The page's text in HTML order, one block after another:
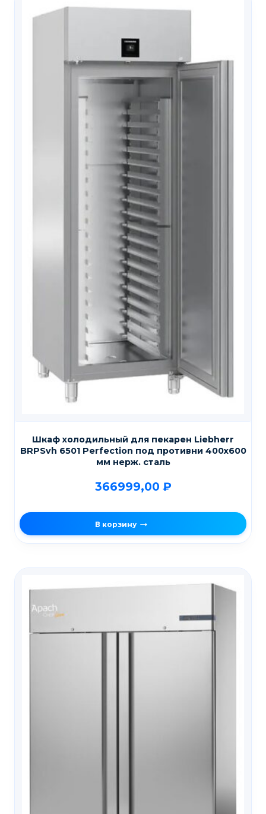
Шкаф холодильный для пекарен Liebherr
BRPSvh 6501 Perfection под противни 400х600
мм нерж. сталь
366999,00 ₽
В корзину